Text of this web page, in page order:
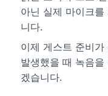
아닌 실제 마이크
니다.
이제 게스트 준비
발생했을 때 녹음
겠습니다.